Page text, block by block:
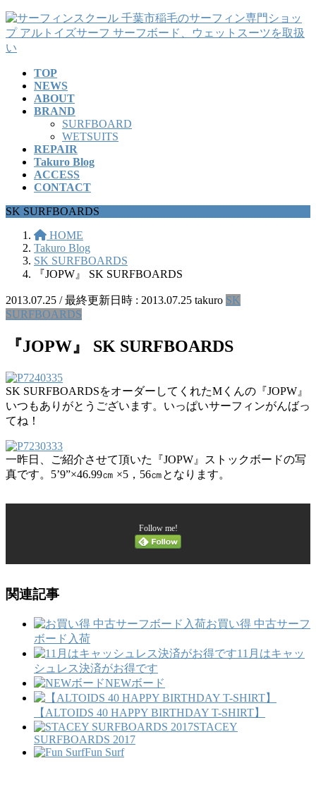
コ
ン
テ
ナ
ビ
ゲ
TOP
NEWS
ABOUT
BRAND
SURFBOARD
WETSUITS
REPAIR
Takuro Blog
ACCESS
CONTACT
SK SURFBOARDS
HOME
Takuro Blog
SK SURFBOARDS
『JOPW』 SK SURFBOARDS
2013.07.25 / 最終更新日時 : 2013.07.25 takuro SK
SURFBOARDS
『JOPW』 SK SURFBOARDS
SK SURFBOARDSをオーダーしてくれたMくんの『JOPW』
いつもありがとうございます。いっぱいサーフィンがんばっ
てね！
一昨日、ご紹介させて頂いた『JOPW』ストックボードの写
真です。5’9”×46.99㎝ ×5，56㎝となります。
Follow me!
関連記事
お買い得 中古サーフ
ボード入荷
11月はキャッ
シュレス決済がお得です
NEWボード
【ALTOIDS 40 HAPPY BIRTHDAY T-SHIRT】
STACEY
SURFBOARDS 2017
Fun Surf